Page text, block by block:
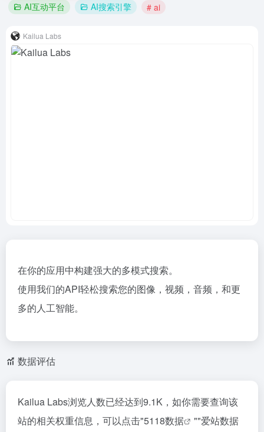
AI互动平台 AI搜索引擎 # ai
Kailua Labs
在你的应用中构建强大的多模式搜索。
使用我们的API轻松搜索您的图像，视频，音频，和更
多的人工智能。
数据评估
Kailua Labs浏览人数已经达到9.1K，如你需要查询该
站的相关权重信息，可以点击"5118数据 ""爱站数据